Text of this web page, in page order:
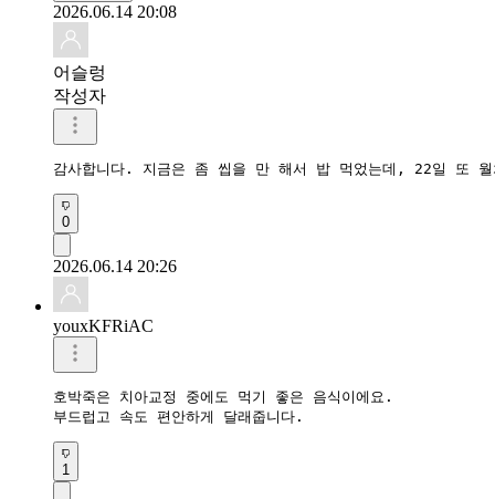
2026.06.14 20:08
어슬렁
작성자
감사합니다. 지금은 좀 씹을 만 해서 밥 먹었는데, 22일 또 월
0
2026.06.14 20:26
youxKFRiAC
호박죽은 치아교정 중에도 먹기 좋은 음식이에요.
부드럽고 속도 편안하게 달래줍니다.
1